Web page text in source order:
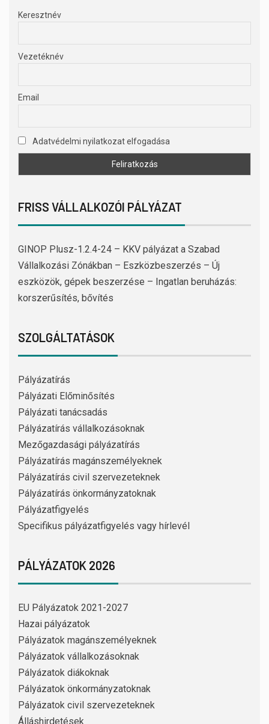
Keresztnév
Vezetéknév
Email
Adatvédelmi nyilatkozat elfogadása
FRISS VÁLLALKOZÓI PÁLYÁZAT
GINOP Plusz-1.2.4-24 – KKV pályázat a Szabad
Vállalkozási Zónákban – Eszközbeszerzés – Új
eszközök, gépek beszerzése – Ingatlan beruházás:
korszerűsítés, bővítés
SZOLGÁLTATÁSOK
Pályázatírás
Pályázati Előminősítés
Pályázati tanácsadás
Pályázatírás vállalkozásoknak
Mezőgazdasági pályázatírás
Pályázatírás magánszemélyeknek
Pályázatírás civil szervezeteknek
Pályázatírás önkormányzatoknak
Pályázatfigyelés
Specifikus pályázatfigyelés vagy hírlevél
PÁLYÁZATOK 2026
EU Pályázatok 2021-2027
Hazai pályázatok
Pályázatok magánszemélyeknek
Pályázatok vállalkozásoknak
Pályázatok diákoknak
Pályázatok önkormányzatoknak
Pályázatok civil szervezeteknek
Álláshirdetések